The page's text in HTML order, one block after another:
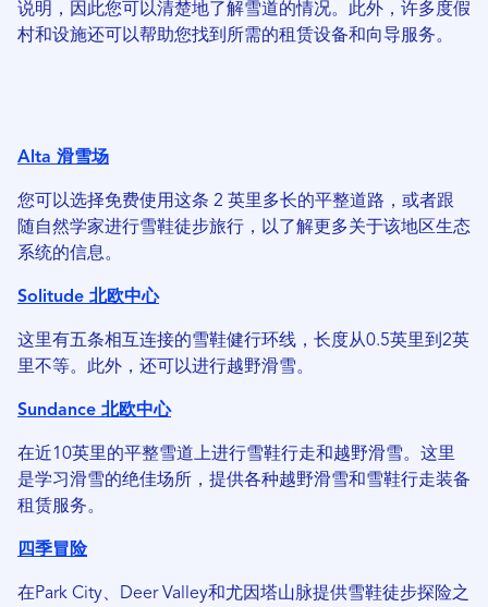
说明，因此您可以清楚地了解雪道的情况。此外，许多度假
村和设施还可以帮助您找到所需的租赁设备和向导服务。
Alta 滑雪场
您可以选择免费使用这条 2 英里多长的平整道路，或者跟
随自然学家进行雪鞋徒步旅行，以了解更多关于该地区生态
系统的信息。
Solitude 北欧中心
这里有五条相互连接的雪鞋健行环线，长度从0.5英里到2英
里不等。此外，还可以进行越野滑雪。
Sundance 北欧中心
在近10英里的平整雪道上进行雪鞋行走和越野滑雪。这里
是学习滑雪的绝佳场所，提供各种越野滑雪和雪鞋行走装备
租赁服务。
四季冒险
在Park City、Deer Valley和尤因塔山脉提供雪鞋徒步探险之